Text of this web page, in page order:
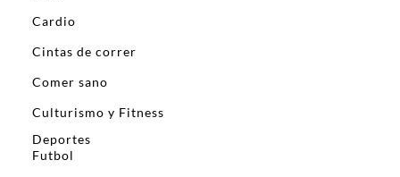
Cardio
Cintas de correr
Comer sano
Culturismo y Fitness
Deportes
Futbol